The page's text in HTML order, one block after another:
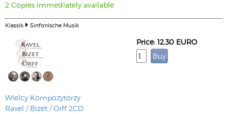
2 Copies immediately available
Klassik Sinfonische Musik
Wielcy Kompozytorzy
Ravel / Bizet / Orff 2CD
Price: 12.30 EURO